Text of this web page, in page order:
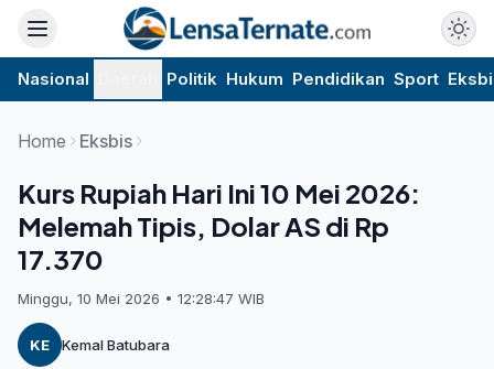
Nasional Politik Hukum Pendidikan Sport
Home Eksbis
Kurs Rupiah Hari Ini 10 Mei 2026:
Melemah Tipis, Dolar AS di Rp
17.370
Minggu, 10 Mei 2026 • 12:28:47 WIB
KE Kemal Batubara